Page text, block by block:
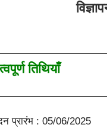
तिथियाँ
प्रारंभ : 05/06/2025